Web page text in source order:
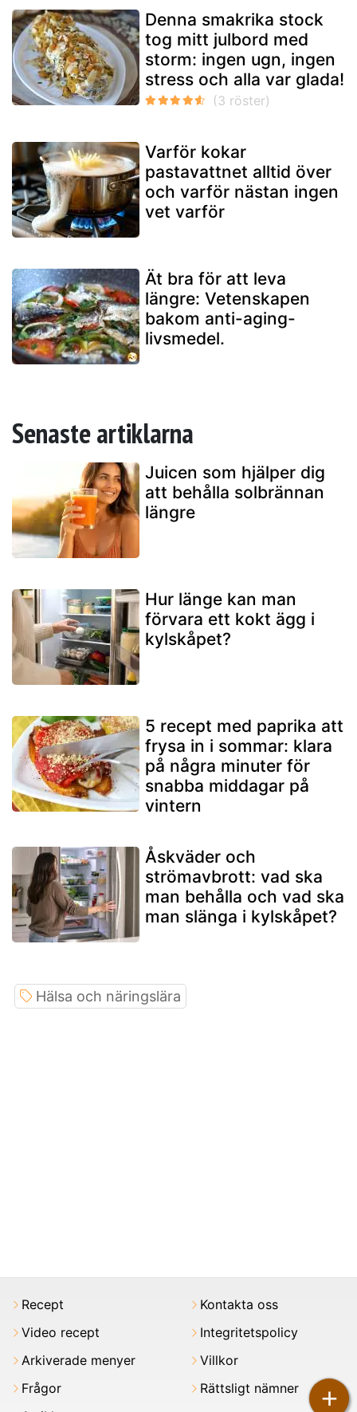
Denna smakrika stock
tog mitt julbord med
storm: ingen ugn, ingen
stress och alla var glada!
Varför kokar
pastavattnet alltid över
och varför nästan ingen
vet varför
Ät bra för att leva
längre: Vetenskapen
bakom anti-aging-
livsmedel.
Senaste artiklarna
Juicen som hjälper dig
att behålla solbrännan
längre
Hur länge kan man
förvara ett kokt ägg i
kylskåpet?
5 recept med paprika att
frysa in i sommar: klara
på några minuter för
snabba middagar på
vintern
Åskväder och
strömavbrott: vad ska
man behålla och vad ska
man slänga i kylskåpet?
+
Hälsa och näringslära
Recept
Video recept
Arkiverade menyer
Frågor
Kontakta oss
Integritetspolicy
Villkor
Rättsligt nämner